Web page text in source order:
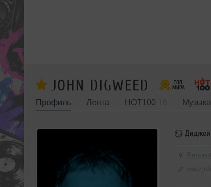
JOHN DIGWEED
Профиль Лента HOT100 Музыка
Диджей